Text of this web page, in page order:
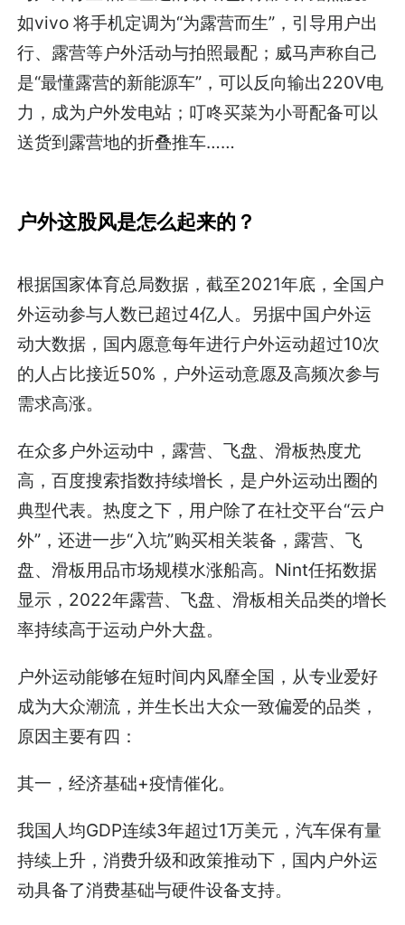
如vivo 将手机定调为“为露营而生”，引导用户出
行、露营等户外活动与拍照最配；威马声称自己
是“最懂露营的新能源车”，可以反向输出220V电
力，成为户外发电站；叮咚买菜为小哥配备可以
送货到露营地的折叠推车……
户外这股风是怎么起来的？
根据国家体育总局数据，截至2021年底，全国户
外运动参与人数已超过4亿人。另据中国户外运
动大数据，国内愿意每年进行户外运动超过10次
的人占比接近50%，户外运动意愿及高频次参与
需求高涨。
在众多户外运动中，露营、飞盘、滑板热度尤
高，百度搜索指数持续增长，是户外运动出圈的
典型代表。热度之下，用户除了在社交平台“云户
外”，还进一步“入坑”购买相关装备，露营、飞
盘、滑板用品市场规模水涨船高。Nint任拓数据
显示，2022年露营、飞盘、滑板相关品类的增长
率持续高于运动户外大盘。
户外运动能够在短时间内风靡全国，从专业爱好
成为大众潮流，并生长出大众一致偏爱的品类，
原因主要有四：
其一，经济基础+疫情催化。
我国人均GDP连续3年超过1万美元，汽车保有量
持续上升，消费升级和政策推动下，国内户外运
动具备了消费基础与硬件设备支持。